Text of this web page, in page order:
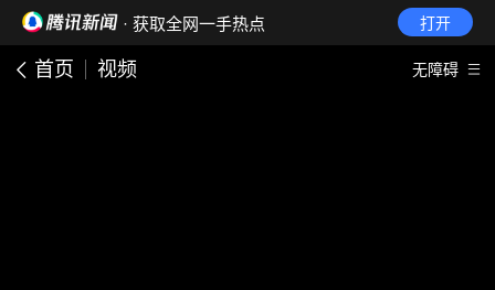
· 获取全网一手热点 打开
首页 视频 无障碍